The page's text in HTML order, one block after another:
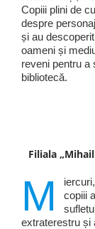
Copiii plini de
despre
și au
oameni și
reveni pentru
bibliotecă.
Filiala
M
copiii
extraterestru și